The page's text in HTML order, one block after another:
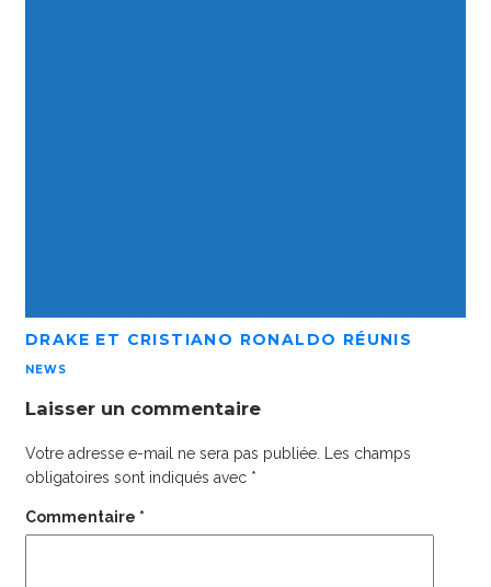
DRAKE ET CRISTIANO RONALDO RÉUNIS
NEWS
Laisser un commentaire
Votre adresse e-mail ne sera pas publiée.
Les champs
obligatoires sont indiqués avec *
Commentaire *